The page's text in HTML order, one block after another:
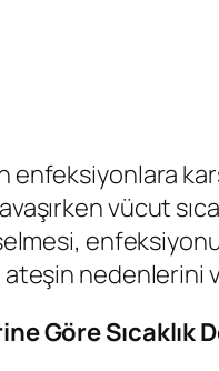
vücut
nedenlerini
Göre Sıcaklık